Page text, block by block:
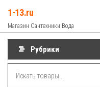
содержимому
1-13.ru
Магазин Сантехники Вода
Рубрики